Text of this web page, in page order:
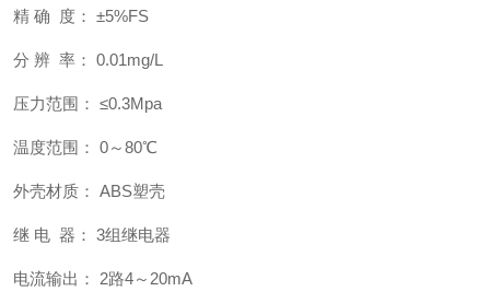
精 确 度： ±5%FS
分 辨 率： 0.01mg/L
压力范围： ≤0.3Mpa
温度范围： 0～80℃
外壳材质： ABS塑壳
继 电 器： 3组继电器
电流输出： 2路4～20mA